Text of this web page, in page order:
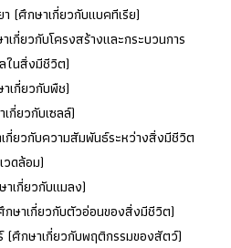
(ศึกษาเกี่ยวกับแบคทีเรีย)
กี่ยวกับโครงสร้างและกระบวนการ
ในสิ่งมีชีวิต)
เกี่ยวกับพืช)
กี่ยวกับเซลล์)
กี่ยวกับความสัมพันธ์ระหว่างสิ่งมีชีวิต
ดล้อม)
เกี่ยวกับแมลง)
ษาเกี่ยวกับตัวอ่อนของสิ่งมีชีวิต)
ศึกษาเกี่ยวกับพฤติกรรมของสัตว์)